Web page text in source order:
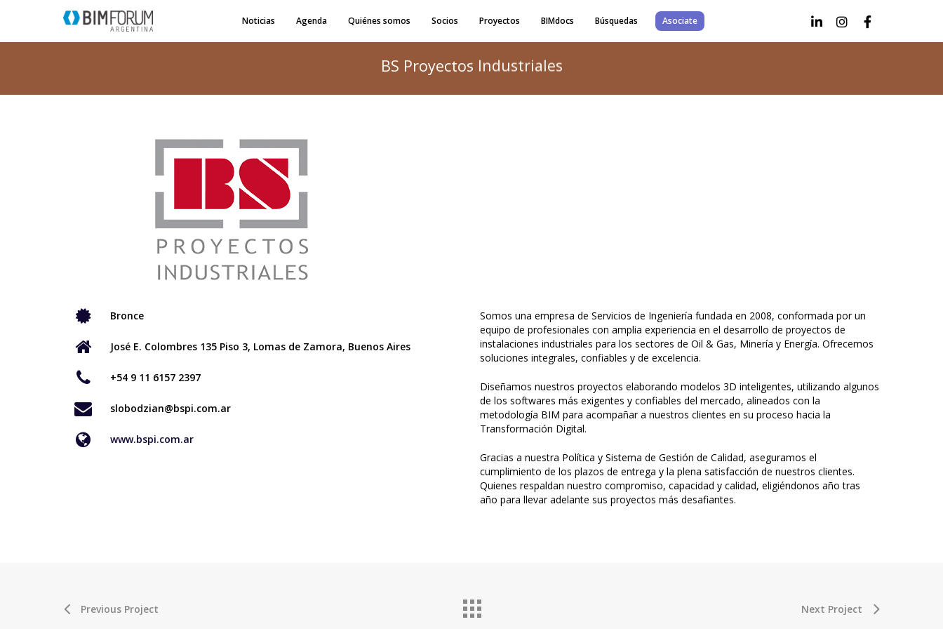
Noticias Agenda Quiénes somos Socios Proyectos BIMdocs Búsquedas Asociate
BS Proyectos Industriales
Bronce
José E. Colombres 135 Piso 3, Lomas de Zamora, Buenos Aires
+54 9 11 6157 2397
slobodzian@bspi.com.ar
www.bspi.com.ar
Somos una empresa de Servicios de Ingeniería fundada en 2008, conformada por un
equipo de profesionales con amplia experiencia en el desarrollo de proyectos de
instalaciones industriales para los sectores de Oil & Gas, Minería y Energía. Ofrecemos
soluciones integrales, confiables y de excelencia.
Diseñamos nuestros proyectos elaborando modelos 3D inteligentes, utilizando algunos
de los softwares más exigentes y confiables del mercado, alineados con la
metodología BIM para acompañar a nuestros clientes en su proceso hacia la
Transformación Digital.
Gracias a nuestra Política y Sistema de Gestión de Calidad, aseguramos el
cumplimiento de los plazos de entrega y la plena satisfacción de nuestros clientes.
Quienes respaldan nuestro compromiso, capacidad y calidad, eligiéndonos año tras
año para llevar adelante sus proyectos más desafiantes.
Previous Project Next Project